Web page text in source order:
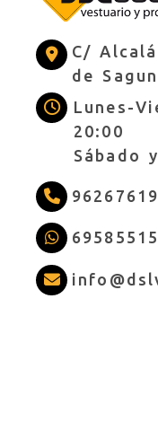
C/
de
Lunes-
20:00
Sábado
info